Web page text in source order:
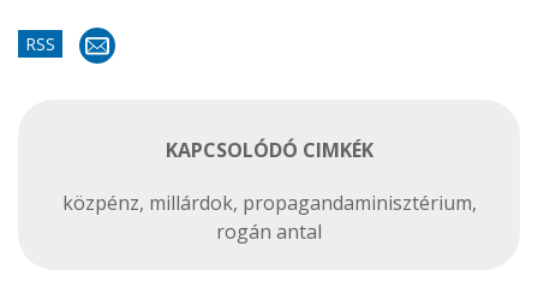
RSS
KAPCSOLÓDÓ CIMKÉK
közpénz, millárdok, propagandaminisztérium,
rogán antal